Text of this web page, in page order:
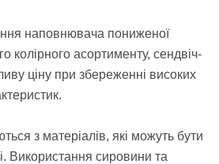
наповнювача пониженої
колірного асортименту, сендвіч-
ціну при збереженні високих
з матеріалів, які можуть бути
Використання сировини та